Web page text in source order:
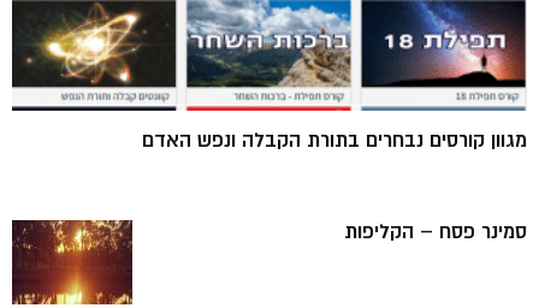
מגוון קורסים נבחרים בתורת הקבלה ונפש האדם
סמינר פסח – הקליפות